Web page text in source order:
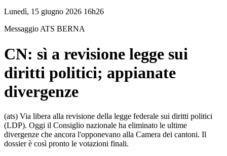
Lunedì, 15 giugno 2026 16h26
Messaggio ATS BERNA
CN: sì a revisione legge sui
diritti politici; appianate
divergenze
(ats) Via libera alla revisione della legge federale sui diritti politici
(LDP). Oggi il Consiglio nazionale ha eliminato le ultime
divergenze che ancora l'opponevano alla Camera dei cantoni. Il
dossier è così pronto le votazioni finali.